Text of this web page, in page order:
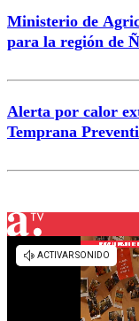
Ministerio de
para la región de
Alerta por calor
Temprana